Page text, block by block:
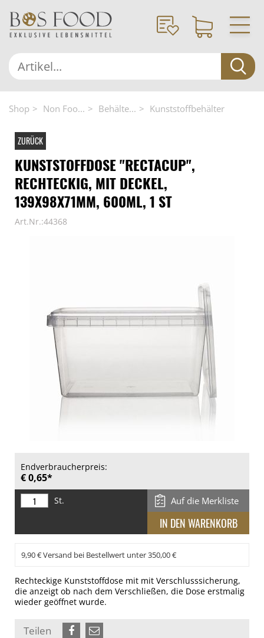
Shop Non Foo... Behälte... Kunststoffbehälter
ZURÜCK
KUNSTSTOFFDOSE "RECTACUP",
RECHTECKIG, MIT DECKEL,
139X98X71MM, 600ML, 1 ST
Art.Nr.:44368
Endverbraucherpreis:
€ 0,65*
St. Auf die Merkliste
9,90 € Versand bei Bestellwert unter 350,00 €
Rechteckige Kunststoffdose mit mit Verschlusssicherung,
die anzeigt ob nach dem Verschließen, die Dose erstmalig
wieder geöffnet wurde.
Teilen